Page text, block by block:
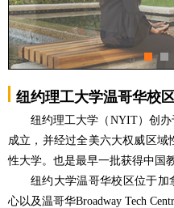
纽约理工大学温哥华校
纽约理工大学（NYIT）创
成立，并经过全美六大权威区域
性大学。也是最早一批获得中国
纽约大学温哥华校区位于加
心以及温哥华Broadway Tech